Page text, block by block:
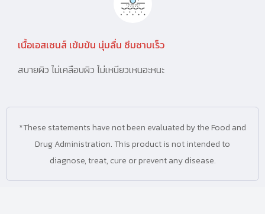
เนื้อเอสเซนส์ เข้มข้น นุ่มลื่น ซึมซาบเร็ว
สบายผิว ไม่เคลือบผิว ไม่เหนียวเหนอะหนะ
*These statements have not been evaluated by the Food and
Drug Administration. This product is not intended to
diagnose, treat, cure or prevent any disease.